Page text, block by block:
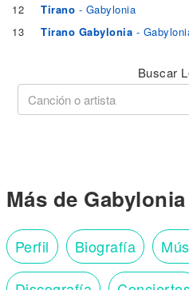
12
Tirano - Gabylonia
13
Tirano Gabylonia -
Buscar
Más de Gabylonia
Perfil Biografía